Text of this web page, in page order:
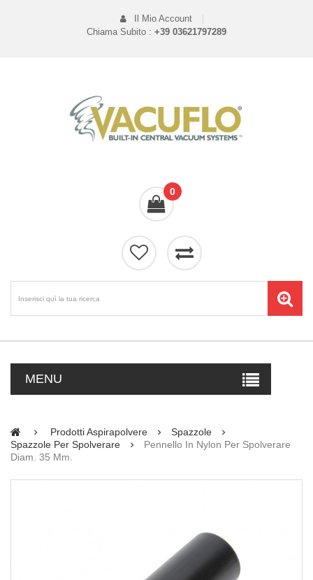
Il Mio Account
Chiama Subito : +39 03621797289
0
MENU
Prodotti Aspirapolvere
Spazzole
Spazzole Per Spolverare
Pennello In Nylon Per Spolverare
Diam. 35 Mm.